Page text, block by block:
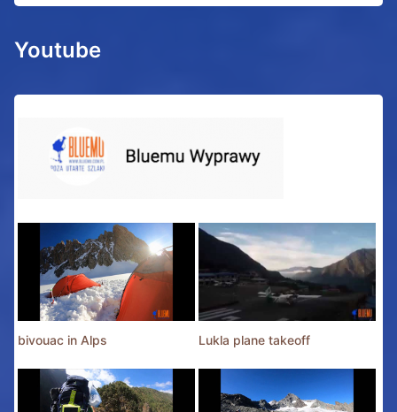
Youtube
bivouac in Alps Lukla plane takeoff